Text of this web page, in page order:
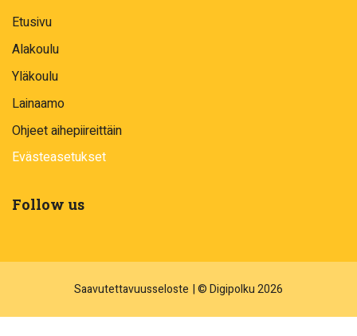
Etusivu
Alakoulu
Yläkoulu
Lainaamo
Ohjeet aihepiireittäin
Evästeasetukset
Follow us
Saavutettavuusseloste | © Digipolku 2026